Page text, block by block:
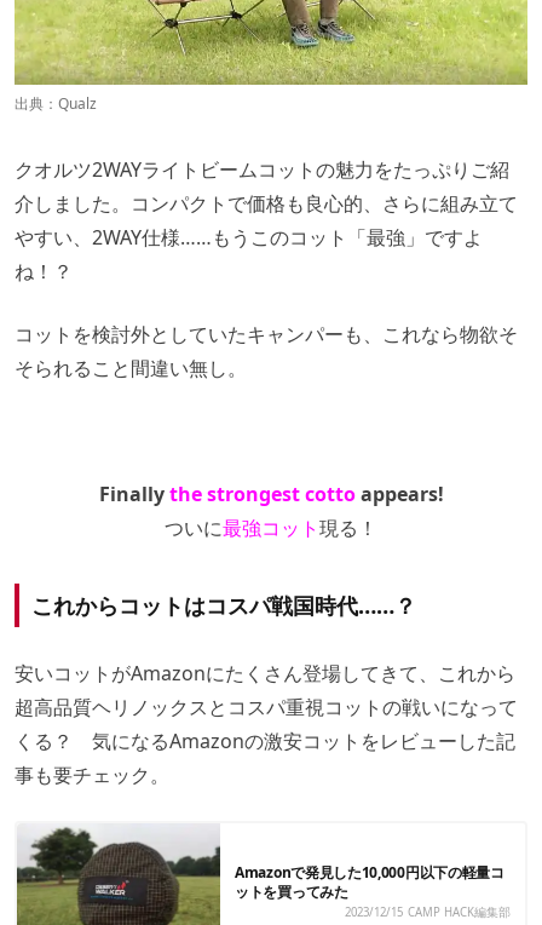
出典： Qualz
クオルツ2WAYライトビームコットの魅力をたっぷりご紹
介しました。コンパクトで価格も良心的、さらに組み立て
やすい、2WAY仕様……もうこのコット「最強」ですよ
ね！？
コットを検討外としていたキャンパーも、これなら物欲そ
そられること間違い無し。
Finallythe strongest cottoappears!
ついに最強コット現る！
これからコットはコスパ戦国時代……？
安いコットがAmazonにたくさん登場してきて、これから
超高品質ヘリノックスとコスパ重視コットの戦いになって
くる？ 気になるAmazonの激安コットをレビューした記
事も要チェック。
Amazonで発見した10,000円以下の軽量コ
ットを買ってみた
2023/12/15 CAMP HACK編集部